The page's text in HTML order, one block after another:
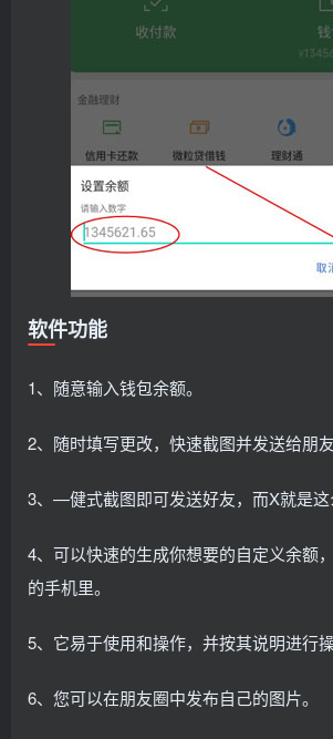
软件功能
1、随意输入钱包余额。
2、随时填写更改，快速截图并发送给朋友
3、—健式截图即可发送好友，而X就是这
4、可以快速的生成你想要的自定义余额
的手机里。
5、它易于使用和操作，并按其说明进行操
6、您可以在朋友圈中发布自己的图片。